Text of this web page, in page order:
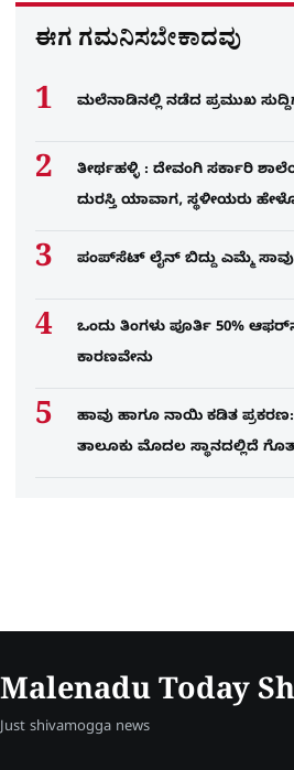
ಈಗ ಗಮನಿಸಬೇಕಾದವು
ಮಲೆನಾಡಿನಲ್ಲಿ ನಡೆದ ಪ್ರಮುಖ
ತೀರ್ಥಹಳ್ಳಿ : ದೇವಂಗಿ ಸರ್ಕಾರಿ
ದುರಸ್ತಿ ಯಾವಾಗ, ಸ್ಥಳೀಯರು
ಪಂಪ್‌ಸೆಟ್ ಲೈನ್ ಬಿದ್ದು ಎಮ್ಮೆ
ಒಂದು ತಿಂಗಳು ಪೂರ್ತಿ 50%
ಕಾರಣವೇನು
ಹಾವು ಹಾಗೂ ನಾಯಿ ಕಡಿತ
ತಾಲೂಕು ಮೊದಲ ಸ್ಥಾನದಲ್ಲಿದೆ
Malenadu Today
Just shivamogga news